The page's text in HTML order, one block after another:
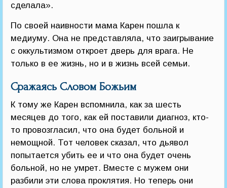
сделала».
По своей наивности мама Карен пошла к
медиуму. Она не представляла, что заигрывание
с оккультизмом откроет дверь для врага. Не
только в ее жизнь, но и в жизнь всей семьи.
Сражаясь Словом Божьим
К тому же Карен вспомнила, как за шесть
месяцев до того, как ей поставили диагноз, кто-
то провозгласил, что она будет больной и
немощной. Тот человек сказал, что дьявол
попытается убить ее и что она будет очень
больной, но не умрет. Вместе с мужем они
разбили эти слова проклятия. Но теперь они